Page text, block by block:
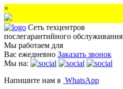
×
Сеть техцентров
послегарантийного обслуживания
Мы работаем для
Вас ежедневно Заказать звонок
Мы на:
Напишите нам в WhatsApp